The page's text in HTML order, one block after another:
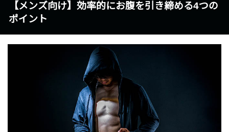
【メンズ向け】効率的にお腹を引き締める4つの
ポイント